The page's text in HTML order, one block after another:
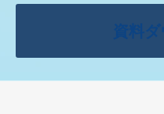
資料